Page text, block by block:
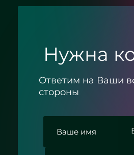
Нужна
Ответим на Ваши
стороны